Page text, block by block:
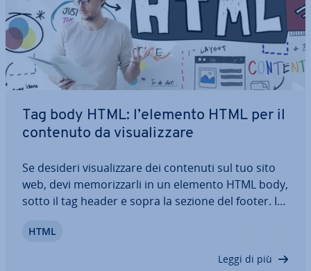
Tag body HTML: l’elemento HTML per il
contenuto da vi­sua­liz­za­re
Se desideri vi­sua­liz­za­re dei contenuti sul tuo sito
web, devi me­mo­riz­zar­li in un elemento HTML body,
sotto il tag header e sopra la sezione del footer. In
HTML, come funziona esat­ta­men­te, quali attributi
HTML
Leggi di più